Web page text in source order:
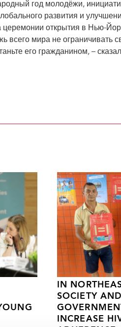
год молодёжи,
развития и
открытия в Нью-
мира не ограничивать
его гражданином, –
IN
SOCIETY
INCREASE